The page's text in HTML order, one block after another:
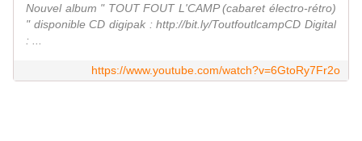
Nouvel album " TOUT FOUT L'CAMP (cabaret électro-rétro)
" disponible CD digipak : http://bit.ly/ToutfoutlcampCD Digital
: ...
https://www.youtube.com/watch?v=6GtoRy7Fr2o